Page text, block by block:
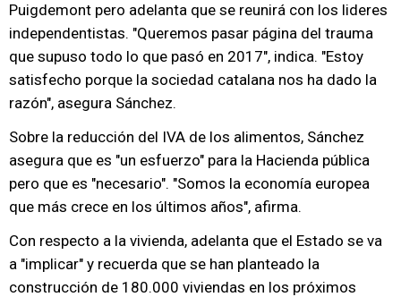
Puigdemont pero adelanta que se reunirá con los lideres
independentistas. "Queremos pasar página del trauma
que supuso todo lo que pasó en 2017", indica. "Estoy
satisfecho porque la sociedad catalana nos ha dado la
razón", asegura Sánchez.
Sobre la reducción del IVA de los alimentos, Sánchez
asegura que es "un esfuerzo" para la Hacienda pública
pero que es "necesario". "Somos la economía europea
que más crece en los últimos años", afirma.
Con respecto a la vivienda, adelanta que el Estado se va
a "implicar" y recuerda que se han planteado la
construcción de 180.000 viviendas en los próximos